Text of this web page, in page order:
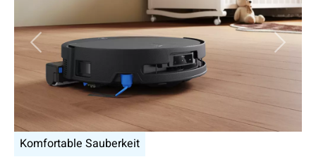
Sauberkeit
Vorheriges Bild